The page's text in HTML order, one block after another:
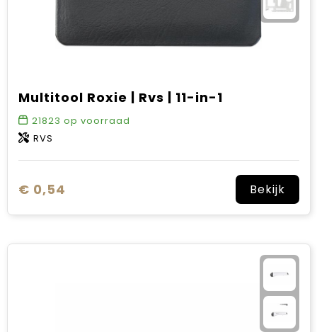
Multitool Roxie | Rvs | 11-in-1
21823 op voorraad
RVS
€ 0,54 Bekijk